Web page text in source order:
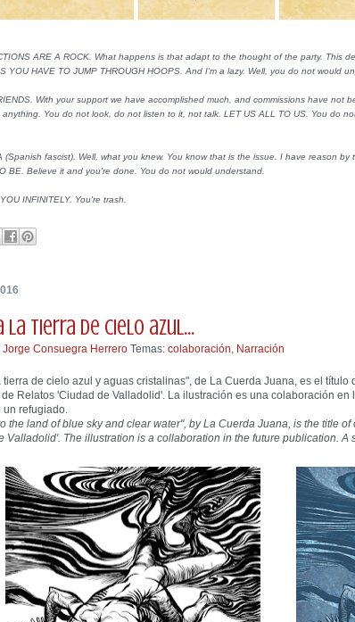
ARE A ROCK. What happens is that adapt to the thought of the party. This
YOU HAVE TO JUMP THROUGH HOOPS. And I'm a lazy. Well, you do not would
With your support we have accomplished much, and commissions have not
anything. You do not look, do not listen to it, not talk. LET US ALL TO US. You do
(Spanish fascist). Well, what you knew. You know that is the issue. I have reason
BE. Believe it and you're done. You do not would understand.
INFINITELY. You're trash.
la tierra de cielo azul...
Jorge Consuegra Herrero Temas: colaboración Narración
tierra de cielo azul y aguas cristalinas", de La Cuerda Juana, es el
Relatos 'Ciudad de Valladolid'. La ilustración es una colaboración
refugiado.
the land of blue sky and clear water", by La Cuerda Juana, is the title
Valladolid'. The illustration is a collaboration in the future publication. A